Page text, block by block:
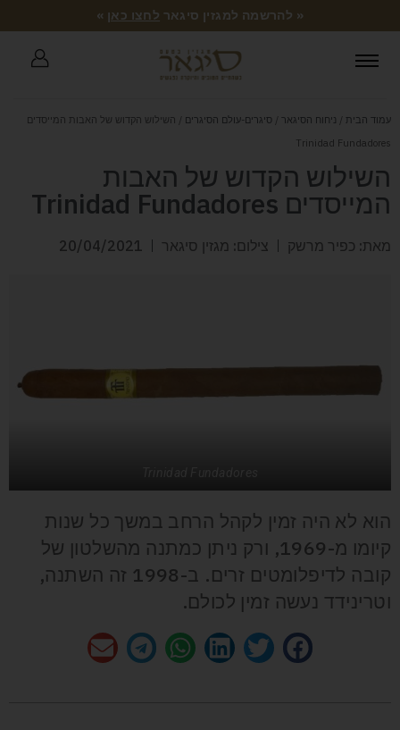
« להרשמה למגזין סיגאר לחצו כאן »
עמוד הבית / ניחוח הסיגאר / סיגרים-עולם הסיגרים / השילוש הקדוש של האבות המייסדים
Trinidad Fundadores
השילוש הקדוש של האבות
המייסדים Trinidad Fundadores
מאת: כפיר מרשק צילום: מגזין סיגאר 20/04/2021
הוא לא היה זמין לקהל הרחב במשך כל שנות
קיומו מ-1969, ורק ניתן כמתנה מהשלטון של
קובה לדיפלומטים זרים. ב-1998 זה השתנה,
וטרינידד נעשה זמין לכולם.